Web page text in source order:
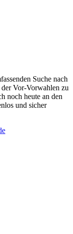
Suche nach
Vor-Vorwahlen zu
noch heute an den
und sicher